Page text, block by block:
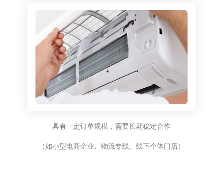
具有一定订单规模，需要长期稳定合作
（如小型电商企业、物流专线、线下个体门店）